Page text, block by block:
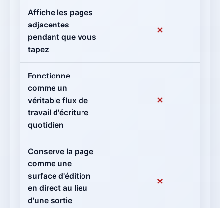
Affiche les pages
adjacentes
pendant que vous
tapez
✕
Fonctionne
comme un
véritable flux de
travail d'écriture
quotidien
✕
Conserve la page
comme une
surface d'édition
en direct au lieu
d'une sortie
✕